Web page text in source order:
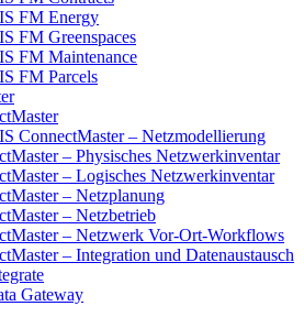
FM Energy
FM Greenspaces
FM Maintenance
FM Parcels
ConnectMaster – Netzmodellierung
– Physisches Netzwerkinventar
– Logisches Netzwerkinventar
– Netzplanung
– Netzbetrieb
– Netzwerk Vor-Ort-Workflows
– Integration und Datenaustausch
Gateway